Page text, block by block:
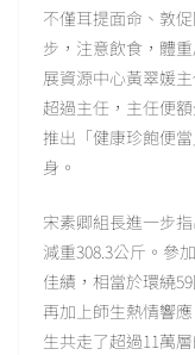
不僅耳提面命、敦
步，注意飲食，體
展資源中心黃翠媛
超過主任，主任便
推出「健康珍飽便
身。
宋素卿組長進一步
減重308.3公斤。參
佳績，相當於環繞
再加上師生熱情響
生共走了超過11萬